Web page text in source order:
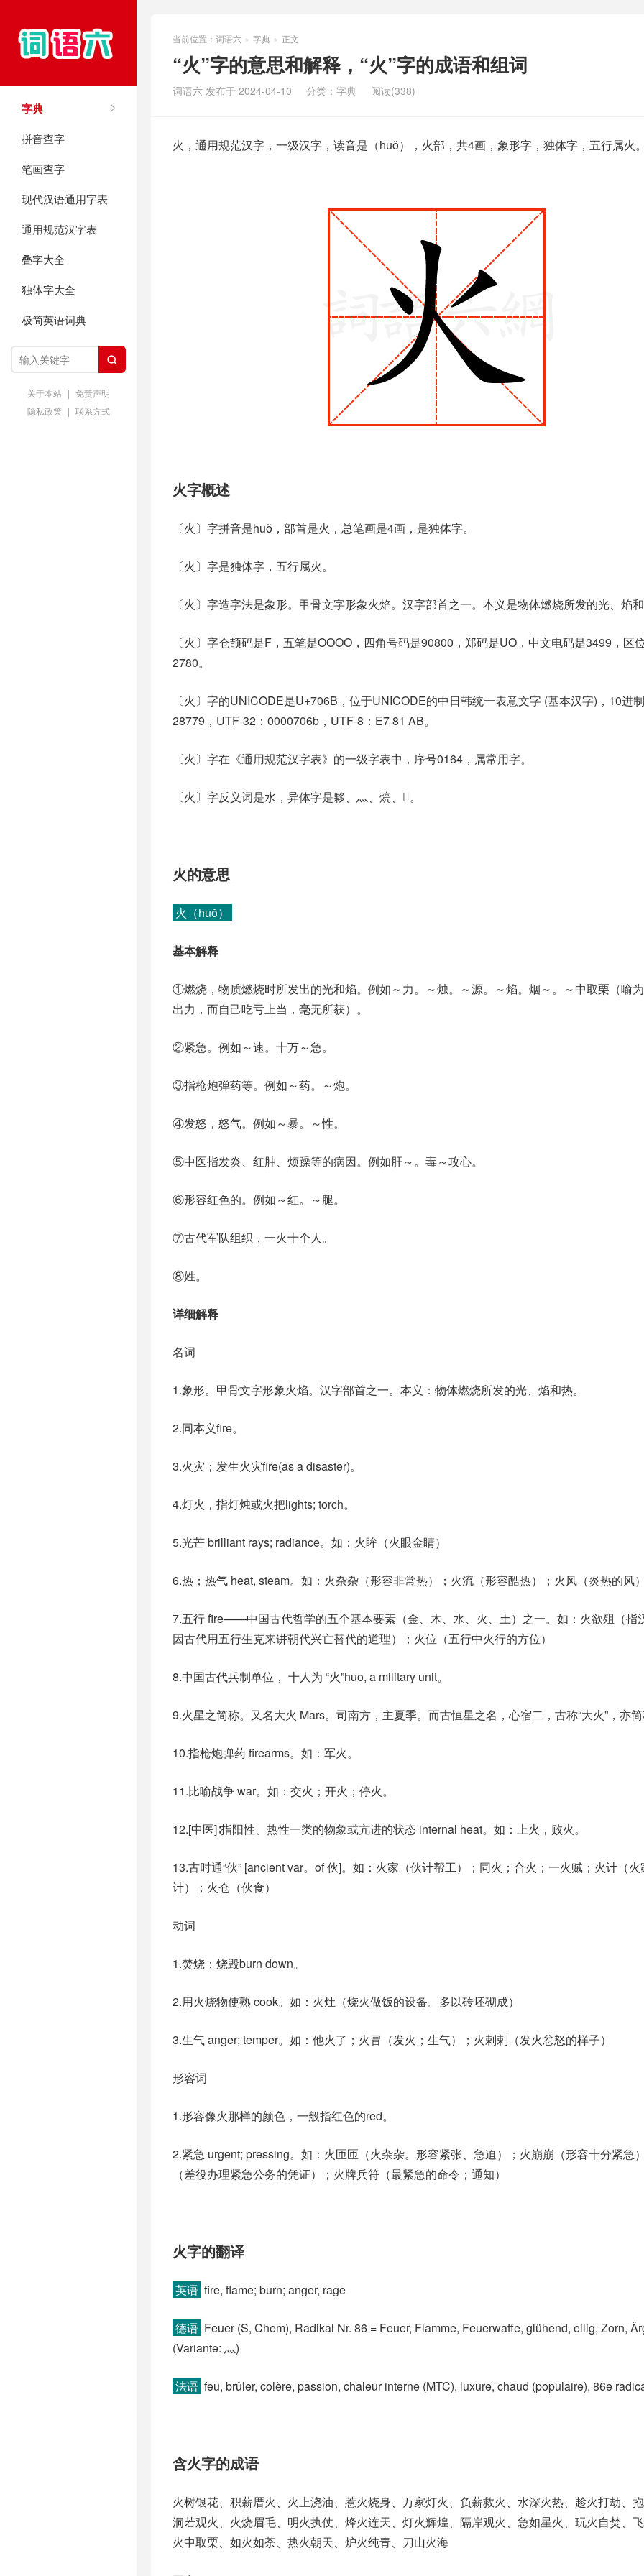
字典
拼音查字
笔画查字
现代汉语通用字表
通用规范汉字表
叠字大全
独体字大全
极简英语词典

关于本站 | 免责声明
隐私政策 | 联系方式
当前位置： 词语六 > 字典 > 正文
“火”字的意思和解释，“火”字的成语和组词
词语六 发布于 2024-04-10 分类： 字典 阅读(338)
火，通用规范汉字，一级汉字，读音是（huǒ），火部，共4画，象形字，独体字，五行属火
火字概述
〔火〕字拼音是huǒ，部首是火，总笔画是4画，是独体字。
〔火〕字是独体字，五行属火。
〔火〕字造字法是象形。甲骨文字形象火焰。汉字部首之一。本义是物体燃烧所发的光、焰
〔火〕字仓颉码是F，五笔是OOOO，四角号码是90800，郑码是UO，中文电码是3499，区
2780。
〔火〕字的UNICODE是U+706B，位于UNICODE的中日韩统一表意文字 (基本汉字)，10进
28779，UTF-32：0000706b，UTF-8：E7 81 AB。
〔火〕字在《通用规范汉字表》的一级字表中，序号0164，属常用字。
〔火〕字反义词是水，异体字是夥、灬、煷、𤆄。
火的意思
火（huǒ）
基本解释
①燃烧，物质燃烧时所发出的光和焰。例如～力。～烛。～源。～焰。烟～。～中取栗（喻
出力，而自己吃亏上当，毫无所获）。
②紧急。例如～速。十万～急。
③指枪炮弹药等。例如～药。～炮。
④发怒，怒气。例如～暴。～性。
⑤中医指发炎、红肿、烦躁等的病因。例如肝～。毒～攻心。
⑥形容红色的。例如～红。～腿。
⑦古代军队组织，一火十个人。
⑧姓。
详细解释
名词
1.象形。甲骨文字形象火焰。汉字部首之一。本义：物体燃烧所发的光、焰和热。
2.同本义fire。
3.火灾；发生火灾fire(as a disaster)。
4.灯火，指灯烛或火把lights; torch。
5.光芒 brilliant rays; radiance。如：火眸（火眼金睛）
6.热；热气 heat, steam。如：火杂杂（形容非常热）；火流（形容酷热）；火风（炎热的风
7.五行 fire——中国古代哲学的五个基本要素（金、木、水、火、土）之一。如：火欲殂（指
因古代用五行生克来讲朝代兴亡替代的道理）；火位（五行中火行的方位）
8.中国古代兵制单位， 十人为 “火”huo, a military unit。
9.火星之简称。又名大火 Mars。司南方，主夏季。而古恒星之名，心宿二，古称“大火”，亦
10.指枪炮弹药 firearms。如：军火。
11.比喻战争 war。如：交火；开火；停火。
12.[中医]∶指阳性、热性一类的物象或亢进的状态 internal heat。如：上火，败火。
13.古时通“伙” [ancient var。of 伙]。如：火家（伙计帮工）；同火；合火；一火贼；火计（
计）；火仓（伙食）
动词
1.焚烧；烧毁burn down。
2.用火烧物使熟 cook。如：火灶（烧火做饭的设备。多以砖坯砌成）
3.生气 anger; temper。如：他火了；火冒（发火；生气）；火剌剌（发火忿怒的样子）
形容词
1.形容像火那样的颜色，一般指红色的red。
2.紧急 urgent; pressing。如：火匝匝（火杂杂。形容紧张、急迫）；火崩崩（形容十分紧急
（差役办理紧急公务的凭证）；火牌兵符（最紧急的命令；通知）
火字的翻译
英语 fire, flame; burn; anger, rage
德语 Feuer (S, Chem)​, Radikal Nr. 86 = Feuer, Flamme, Feuerwaffe, glühend, eilig, Zorn,
(Variante: 灬)
法语 feu, brûler, colère, passion, chaleur interne (MTC)​, luxure, chaud (populaire)​, 86e
含火字的成语
火树银花、积薪厝火、火上浇油、惹火烧身、万家灯火、负薪救火、水深火热、趁火打劫、
洞若观火、火烧眉毛、明火执仗、烽火连天、灯火辉煌、隔岸观火、急如星火、玩火自焚、
火中取栗、如火如荼、热火朝天、炉火纯青、刀山火海